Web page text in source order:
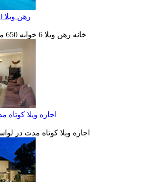
رهن ويلا 500 متر تهران فرمانيه
خانه رهن ويلا 6 خوابه 650 متر زمین پاركينگ در ح
اجاره ویلا کوتاه مدت
اجاره ویلا کوتاه مدت در لواسان 2 خوابه